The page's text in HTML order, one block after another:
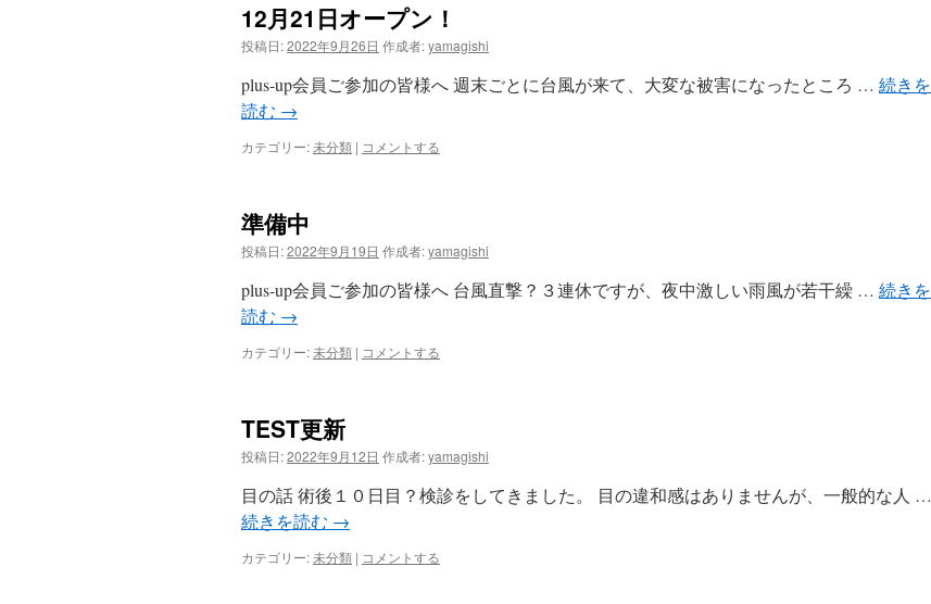
へ
ッ
12月21日オープン！
投稿日:2022年9月26日 作成者:yamagishi
plus-up会員ご参加の皆様へ 週末ごとに台風が来て、大変な被害になったところ … 続きを
読む →
カテゴリー:未分類 | コメントする
準備中
投稿日:2022年9月19日 作成者:yamagishi
plus-up会員ご参加の皆様へ 台風直撃？３連休ですが、夜中激しい雨風が若干繰 … 続きを
読む →
カテゴリー:未分類 | コメントする
TEST更新
投稿日:2022年9月12日 作成者:yamagishi
目の話 術後１０日目？検診をしてきました。 目の違和感はありませんが、一般的な人 …
続きを読む →
カテゴリー:未分類 | コメントする